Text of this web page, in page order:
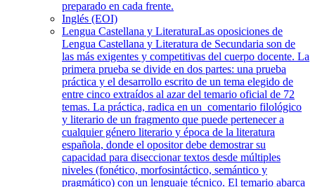
preparado en cada frente.
Inglés (EOI)
Lengua Castellana y LiteraturaLas oposiciones de
Lengua Castellana y Literatura de Secundaria son de
las más exigentes y competitivas del cuerpo docente. La
primera prueba se divide en dos partes: una prueba
práctica y el desarrollo escrito de un tema elegido de
entre cinco extraídos al azar del temario oficial de 72
temas. La práctica, radica en un comentario filológico
y literario de un fragmento que puede pertenecer a
cualquier género literario y época de la literatura
española, donde el opositor debe demostrar su
capacidad para diseccionar textos desde múltiples
niveles (fonético, morfosintáctico, semántico y
pragmático) con un lenguaje técnico. El temario abarca